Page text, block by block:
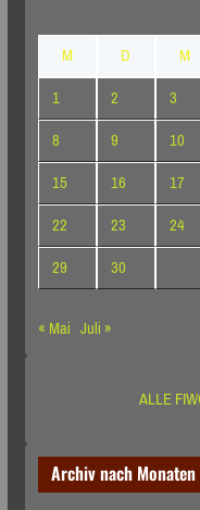
M
D M
1
2 3
8
9 10
15
16 17
22
23 24
29
30
« Mai Juli »
ALLE
Archiv nach Monaten